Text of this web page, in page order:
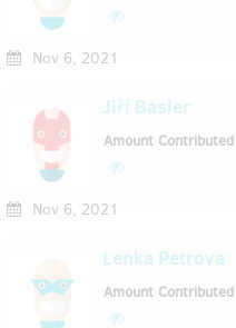
Nov 6, 2021
Jiří Basler
Nov 6, 2021
Amount Contributed
Lenka Petrova
Amount Contributed